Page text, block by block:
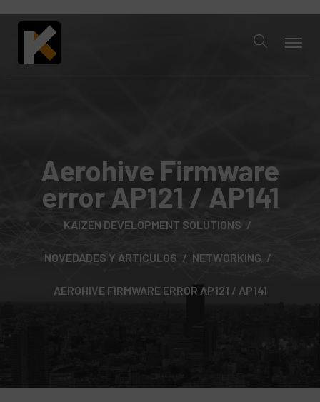
Aerohive Firmware
error AP121 / AP141
KAIZEN DEVELOPMENT SOLUTIONS
NOVEDADES Y ARTÍCULOS NETWORKING
AEROHIVE FIRMWARE ERROR AP121 / AP141